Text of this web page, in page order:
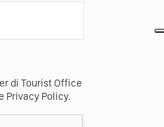
di Tourist Office
Privacy Policy.